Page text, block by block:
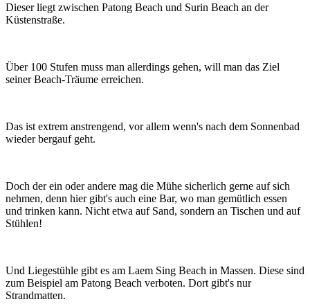
Dieser liegt zwischen Patong Beach und Surin Beach an der
Küstenstraße.
Über 100 Stufen muss man allerdings gehen, will man das Ziel
seiner Beach-Träume erreichen.
Das ist extrem anstrengend, vor allem wenn's nach dem Sonnenbad
wieder bergauf geht.
Doch der ein oder andere mag die Mühe sicherlich gerne auf sich
nehmen, denn hier gibt's auch eine Bar, wo man gemütlich essen
und trinken kann. Nicht etwa auf Sand, sondern an Tischen und auf
Stühlen!
Und Liegestühle gibt es am Laem Sing Beach in Massen. Diese sind
zum Beispiel am Patong Beach verboten. Dort gibt's nur
Strandmatten.